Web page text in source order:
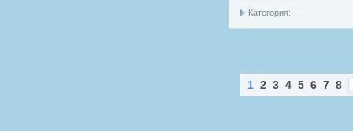
Категория: ---
1 2 3 4 5 6 7 8